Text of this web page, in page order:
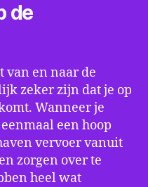
de
van en naar de
zeker zijn dat je op
Wanneer je
een hoop
vervoer vanuit
zorgen over te
heel wat